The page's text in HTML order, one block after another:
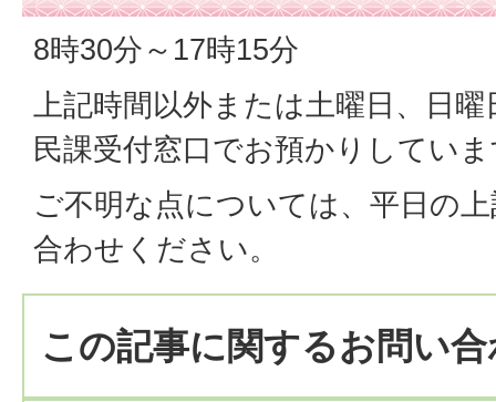
8時30分～17時15分
上記時間以外または土曜日、日
民課受付窓口でお預かりしてい
ご不明な点については、平日の
合わせください。
この記事に関するお問い